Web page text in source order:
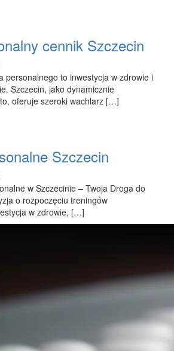
cennik Szczecin
personalnego to inwestycja w zdrowie i
Szczecin, jako dynamicznie
oferuje szeroki wachlarz […]
Szczecin
w Szczecinie – Twoja Droga do
o rozpoczęciu treningów
w zdrowie, […]